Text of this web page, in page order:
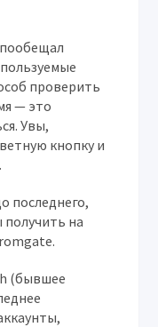
проверить
— это
Увы,
кнопку и
последнего,
получить на
(бывшее